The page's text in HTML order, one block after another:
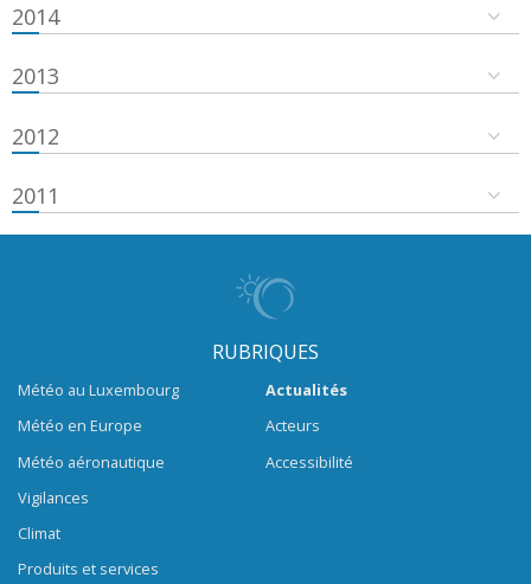
2014
2013
2012
2011
RUBRIQUES
Météo au Luxembourg
Météo en Europe
Météo aéronautique
Vigilances
Climat
Produits et services
Actualités
Acteurs
Accessibilité